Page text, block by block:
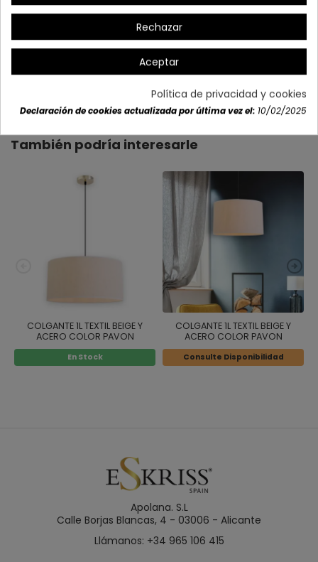
También podría interesarle
COLGANTE 1L TEXTIL BEIGE Y
ACERO COLOR PAVON
En Stock
COLGANTE 1L TEXTIL BEIGE Y
ACERO COLOR PAVON
Consulte Disponibilidad
Apolana. S.L
Calle Borjas Blancas, 4 - 03006 - Alicante
Llámanos: +34 965 106 415
Rechazar
Aceptar
Política de privacidad y cookies
Declaración de cookies actualizada por última vez el: 10/02/2025